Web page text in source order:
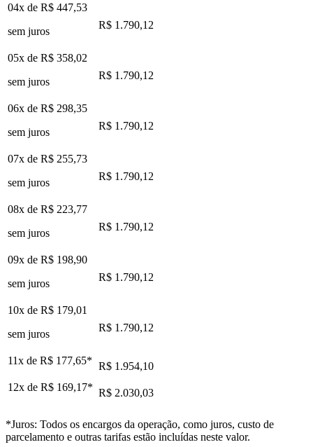
04x de R$ 447,53
sem juros
R$ 1.790,12
05x de R$ 358,02
sem juros
R$ 1.790,12
06x de R$ 298,35
sem juros
R$ 1.790,12
07x de R$ 255,73
sem juros
R$ 1.790,12
08x de R$ 223,77
sem juros
R$ 1.790,12
09x de R$ 198,90
sem juros
R$ 1.790,12
10x de R$ 179,01
sem juros
R$ 1.790,12
11x de R$ 177,65* R$ 1.954,10
12x de R$ 169,17* R$ 2.030,03
*Juros: Todos os encargos da operação, como juros, custo de
parcelamento e outras tarifas estão incluídas neste valor.